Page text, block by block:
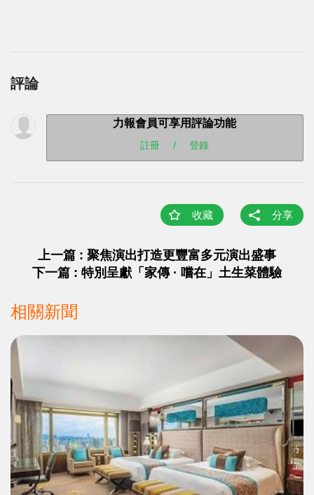
評論
力報會員可享用評論功能
註冊 / 登錄
收藏 分享
上一篇 : 聚焦演出打造更豐富多元演出盛事
下一篇 : 特別呈獻「家傳 · 嚐在」土生菜體驗
相關新聞